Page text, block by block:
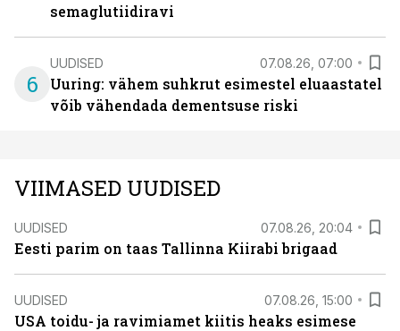
semaglutiidiravi
6
UUDISED 07.08.26, 07:00
Uuring: vähem suhkrut esimestel eluaastatel
võib vähendada dementsuse riski
VIIMASED UUDISED
UUDISED 07.08.26, 20:04
Eesti parim on taas Tallinna Kiirabi brigaad
UUDISED 07.08.26, 15:00
USA toidu- ja ravimiamet kiitis heaks esimese